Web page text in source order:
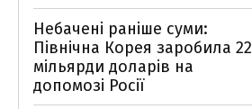
Небачені раніше суми:
Північна Корея заробила 22
мільярди доларів на
допомозі Росії